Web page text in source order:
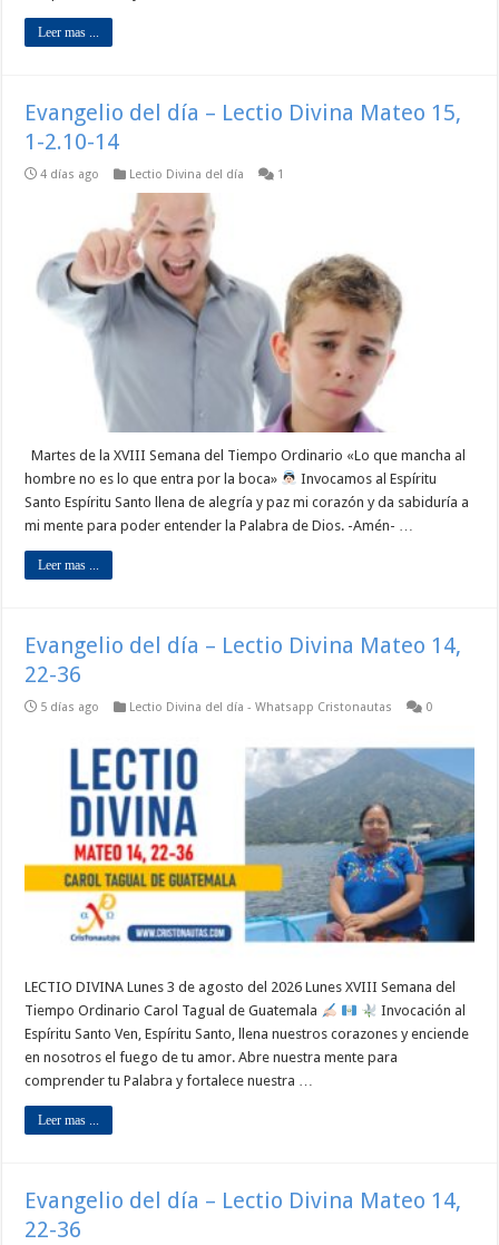
Leer mas ...
Evangelio del día – Lectio Divina Mateo 15,
1-2.10-14
4 días ago Lectio Divina del día 1
Martes de la XVIII Semana del Tiempo Ordinario «Lo que mancha al
hombre no es lo que entra por la boca»
Invocamos al Espíritu
Santo Espíritu Santo llena de alegría y paz mi corazón y da sabiduría a
mi mente para poder entender la Palabra de Dios. -Amén- …
Leer mas ...
Evangelio del día – Lectio Divina Mateo 14,
22-36
5 días ago Lectio Divina del día - Whatsapp Cristonautas 0
LECTIO DIVINA Lunes 3 de agosto del 2026 Lunes XVIII Semana del
Tiempo Ordinario Carol Tagual de Guatemala
Invocación al
Espíritu Santo Ven, Espíritu Santo, llena nuestros corazones y enciende
en nosotros el fuego de tu amor. Abre nuestra mente para
comprender tu Palabra y fortalece nuestra …
Leer mas ...
Evangelio del día – Lectio Divina Mateo 14,
22-36